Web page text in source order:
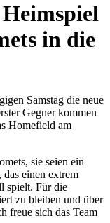
in die
Samstag die neue
Gegner kommen
Homefield am
sie seien ein
einen extrem
spielt. Für die
zu bleiben und über
freue sich das Team